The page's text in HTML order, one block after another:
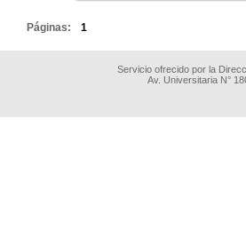
Páginas: 1
Servicio ofrecido por la
Av. Universitaria N°